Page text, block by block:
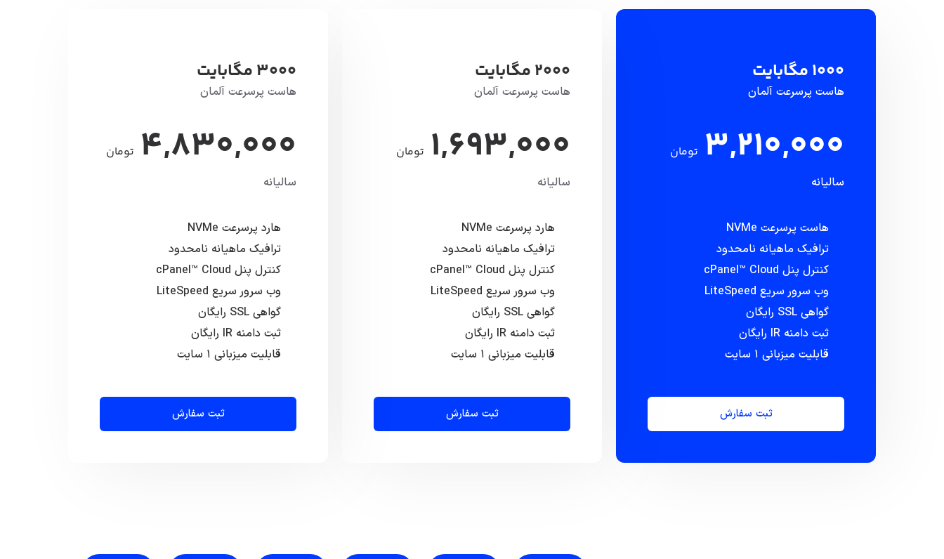
1000 مگابایت
هاست پرسرعت آلمان
3,210,000 تومان
سالیانه
هاست پرسرعت NVMe
ترافیک ماهیانه نامحدود
کنترل پنل cPanel™ Cloud
وب سرور سریع LiteSpeed
گواهی SSL رایگان
ثبت دامنه IR رایگان
قابلیت میزبانی ۱ سایت
ثبت سفارش
2000 مگابایت
هاست پرسرعت آلمان
1,693,000 تومان
سالیانه
هارد پرسرعت NVMe
ترافیک ماهیانه نامحدود
کنترل پنل cPanel™ Cloud
وب سرور سریع LiteSpeed
گواهی SSL رایگان
ثبت دامنه IR رایگان
قابلیت میزبانی ۱ سایت
ثبت سفارش
3000 مگابایت
هاست پرسرعت آلمان
4,830,000 تومان
سالیانه
هارد پرسرعت NVMe
ترافیک ماهیانه نامحدود
کنترل پنل cPanel™ Cloud
وب سرور سریع LiteSpeed
گواهی SSL رایگان
ثبت دامنه IR رایگان
قابلیت میزبانی ۱ سایت
ثبت سفارش